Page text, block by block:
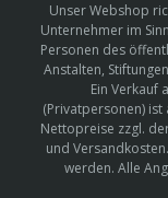
Unser Webshop
Unternehmer im
Personen des
Anstalten,
Ein Verkauf
(Privatpersonen) ist
Nettopreise zzgl.
und
werden. Alle